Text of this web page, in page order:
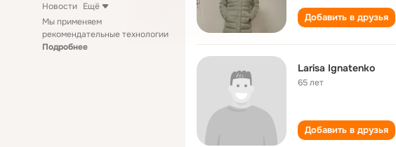
Новости Ещё
Мы применяем
рекомендательные технологии
Подробнее
Добавить в друзья
Larisa Ignatenko
65 лет
Добавить в друзья